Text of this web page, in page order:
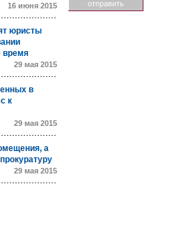
16 июня 2015
юристы
время
29 мая 2015
в
к
29 мая 2015
а
29 мая 2015